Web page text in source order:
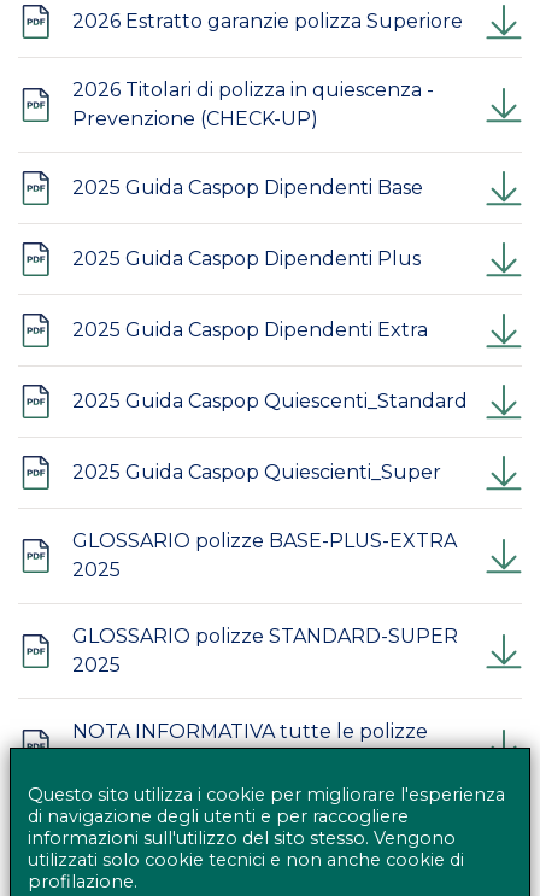
Questo sito utilizza i cookie per migliorare l'esperienza
di navigazione degli utenti e per raccogliere
informazioni sull'utilizzo del sito stesso. Vengono
utilizzati solo cookie tecnici e non anche cookie di
profilazione.
2026 Estratto garanzie polizza Superiore
2026 Titolari di polizza in quiescenza -
Prevenzione (CHECK-UP)
2025 Guida Caspop Dipendenti Base
2025 Guida Caspop Dipendenti Plus
2025 Guida Caspop Dipendenti Extra
2025 Guida Caspop Quiescenti_Standard
2025 Guida Caspop Quiescienti_Super
GLOSSARIO polizze BASE-PLUS-EXTRA
2025
GLOSSARIO polizze STANDARD-SUPER
2025
NOTA INFORMATIVA tutte le polizze